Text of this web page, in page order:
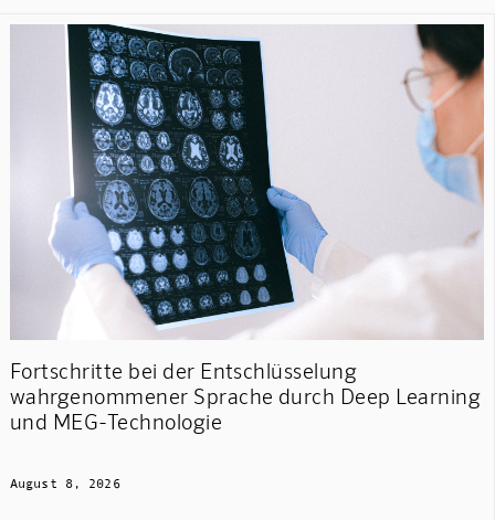
Fortschritte bei der Entschlüsselung
wahrgenommener Sprache durch Deep Learning
und MEG-Technologie
August 8, 2026